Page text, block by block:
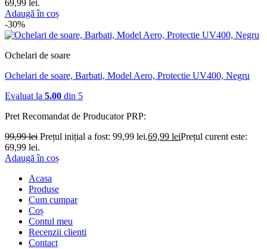
69,99 lei.
Adaugă în coș
-30%
Ochelari de soare
Ochelari de soare, Barbati, Model Aero, Protectie UV400, Negru
Evaluat la 5.00 din 5
Pret Recomandat de ProducatorPRP:
99,99lei Prețul inițial a fost: 99,99 lei.69,99 leiPrețul curent este:
69,99 lei.
Adaugă în coș
Acasa
Produse
Cum cumpar
Coș
Contul meu
Recenzii clienti
Contact